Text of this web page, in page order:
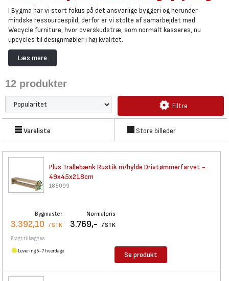
I Bygma har vi stort fokus på det ansvarlige byggeri og herunder
mindske ressourcespild, derfor er vi stolte af samarbejdet med
Wecycle furniture, hvor overskudstræ, som normalt kasseres, nu
upcycles til designmøbler i høj kvalitet.
Wecycle Furniture er en virksomhed med fokus på designe møbler der
tilstræber en mere miljøvenlig indretning og genbrug af møbler. Vores
indretningsløsninger, der er bedre for både miljøet og vores kunder.
Vi tror på, at en mere miljøvenlig livsstil starter derhjemme, og derfor
arbejder vi hver dag på at finde de bedste løsninger til vores kunder og
deres hjem. Hos WeCycle Furniture er vi passionerede omkring vores
arbejde, og vi stræber efter at gøre en positiv forskel for vores planet.
Kigger du efter havemøbler?
Hvis du søger møbler til udendørs brug, har vi også etomfattende
Læs mere
12 produkter
Filtre
Vareliste Store billeder
Plus Trallebænk Rustik m/hylde Drivtømmerfarvet -
49x45x218cm
185099
Bygmaster
3.392,10 / STK
Normalpris
3.769,- / STK
Fragt tillægges
Levering 5-7 hverdage Se produkt